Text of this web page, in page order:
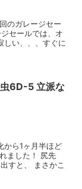
ガレージセー
セールでは、オ
しい、、、すぐに
6D-5 立派な
から1ヶ月半ほど
ました！ 尻先
すと、 まさかこ